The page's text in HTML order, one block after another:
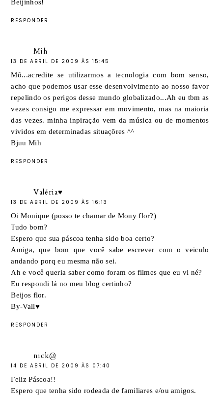
Beijinhos!
RESPONDER
Mih
13 DE ABRIL DE 2009 ÀS 15:45
Mô...acredite se utilizarmos a tecnologia com bom senso,
acho que podemos usar esse desenvolvimento ao nosso favor
repelindo os perigos desse mundo globalizado...Ah eu tbm as
vezes consigo me expressar em movimento, mas na maioria
das vezes. minha inpiração vem da música ou de momentos
vividos em determinadas situaçõres ^^
Bjuu Mih
RESPONDER
Valéria♥
13 DE ABRIL DE 2009 ÀS 16:13
Oi Monique (posso te chamar de Mony flor?)
Tudo bom?
Espero que sua páscoa tenha sido boa certo?
Amiga, que bom que você sabe escrever com o veiculo
andando porq eu mesma não sei.
Ah e você queria saber como foram os filmes que eu vi né?
Eu respondi lá no meu blog certinho?
Beijos flor.
By-Vall♥
RESPONDER
nick@
14 DE ABRIL DE 2009 ÀS 07:40
Feliz Páscoa!!
Espero que tenha sido rodeada de familiares e/ou amigos.